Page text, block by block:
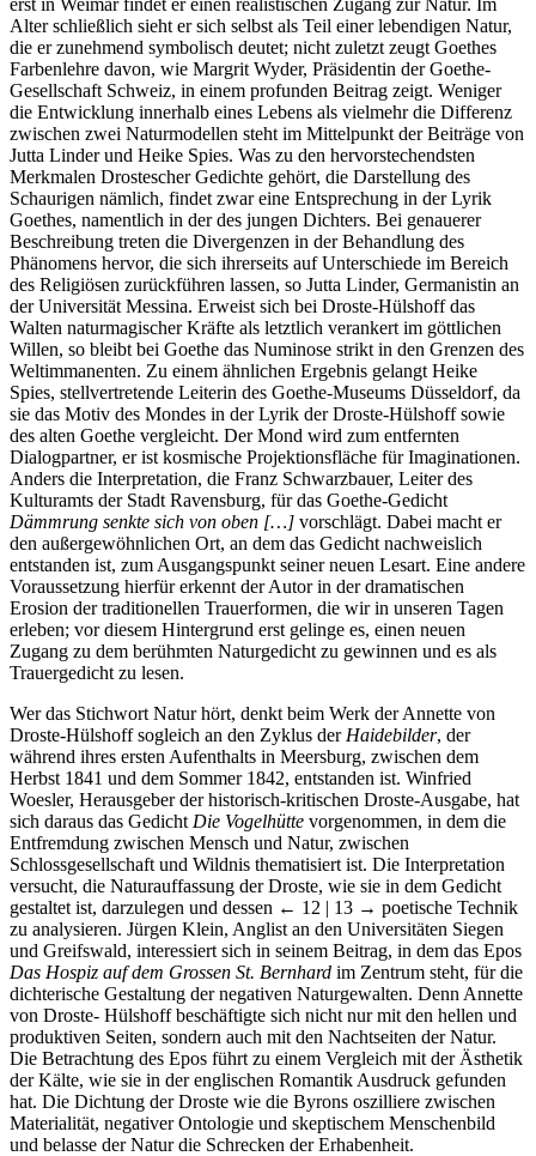
Alter schließlich sieht er sich selbst als Teil einer lebendigen Natur,
die er zunehmend symbolisch deutet; nicht zuletzt zeugt Goethes
Farbenlehre davon, wie Margrit Wyder, Präsidentin der Goethe-
Gesellschaft Schweiz, in einem profunden Beitrag zeigt. Weniger
die Entwicklung innerhalb eines Lebens als vielmehr die Differenz
zwischen zwei Naturmodellen steht im Mittelpunkt der Beiträge von
Jutta Linder und Heike Spies. Was zu den hervorstechendsten
Merkmalen Drostescher Gedichte gehört, die Darstellung des
Schaurigen nämlich, findet zwar eine Entsprechung in der Lyrik
Goethes, namentlich in der des jungen Dichters. Bei genauerer
Beschreibung treten die Divergenzen in der Behandlung des
Phänomens hervor, die sich ihrerseits auf Unterschiede im Bereich
des Religiösen zurückführen lassen, so Jutta Linder, Germanistin an
der Universität Messina. Erweist sich bei Droste-Hülshoff das
Walten naturmagischer Kräfte als letztlich verankert im göttlichen
Willen, so bleibt bei Goethe das Numinose strikt in den Grenzen des
Weltimmanenten. Zu einem ähnlichen Ergebnis gelangt Heike
Spies, stellvertretende Leiterin des Goethe-Museums Düsseldorf, da
sie das Motiv des Mondes in der Lyrik der Droste-Hülshoff sowie
des alten Goethe vergleicht. Der Mond wird zum entfernten
Dialogpartner, er ist kosmische Projektionsfläche für Imaginationen.
Anders die Interpretation, die Franz Schwarzbauer, Leiter des
Kulturamts der Stadt Ravensburg, für das Goethe-Gedicht
Dämmrung senkte sich von oben […] vorschlägt. Dabei macht er
den außergewöhnlichen Ort, an dem das Gedicht nachweislich
entstanden ist, zum Ausgangspunkt seiner neuen Lesart. Eine andere
Voraussetzung hierfür erkennt der Autor in der dramatischen
Erosion der traditionellen Trauerformen, die wir in unseren Tagen
erleben; vor diesem Hintergrund erst gelinge es, einen neuen
Zugang zu dem berühmten Naturgedicht zu gewinnen und es als
Trauergedicht zu lesen.
Wer das Stichwort Natur hört, denkt beim Werk der Annette von
Droste-Hülshoff sogleich an den Zyklus der Haidebilder, der
während ihres ersten Aufenthalts in Meersburg, zwischen dem
Herbst 1841 und dem Sommer 1842, entstanden ist. Winfried
Woesler, Herausgeber der historisch-kritischen Droste-Ausgabe, hat
sich daraus das Gedicht Die Vogelhütte vorgenommen, in dem die
Entfremdung zwischen Mensch und Natur, zwischen
Schlossgesellschaft und Wildnis thematisiert ist. Die Interpretation
versucht, die Naturauffassung der Droste, wie sie in dem Gedicht
gestaltet ist, darzulegen und dessen ← 12 | 13 → poetische Technik
zu analysieren. Jürgen Klein, Anglist an den Universitäten Siegen
und Greifswald, interessiert sich in seinem Beitrag, in dem das Epos
Das Hospiz auf dem Grossen St. Bernhard im Zentrum steht, für die
dichterische Gestaltung der negativen Naturgewalten. Denn Annette
von Droste- Hülshoff beschäftigte sich nicht nur mit den hellen und
produktiven Seiten, sondern auch mit den Nachtseiten der Natur.
Die Betrachtung des Epos führt zu einem Vergleich mit der Ästhetik
der Kälte, wie sie in der englischen Romantik Ausdruck gefunden
hat. Die Dichtung der Droste wie die Byrons oszilliere zwischen
Materialität, negativer Ontologie und skeptischem Menschenbild
und belasse der Natur die Schrecken der Erhabenheit.